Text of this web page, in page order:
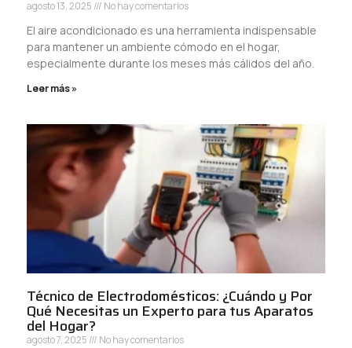
agosto 13, 2025 No hay comentarios
El aire acondicionado es una herramienta indispensable
para mantener un ambiente cómodo en el hogar,
especialmente durante los meses más cálidos del año.
Leer más »
Técnico de Electrodomésticos: ¿Cuándo y Por
Qué Necesitas un Experto para tus Aparatos
del Hogar?
agosto 7, 2025 No hay comentarios